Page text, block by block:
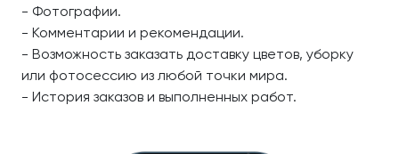
- Фотографии.
- Комментарии и рекомендации.
- Возможность заказать доставку цветов, уборку
или фотосессию из любой точки мира.
- История заказов и выполненных работ.